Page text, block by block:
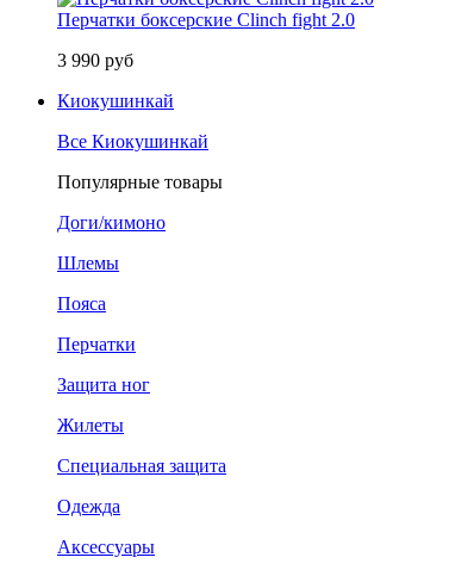
Перчатки боксерские Clinch fight 2.0
3 990 руб
Киокушинкай
Все Киокушинкай
Популярные товары
Доги/кимоно
Шлемы
Пояса
Перчатки
Защита ног
Жилеты
Специальная защита
Одежда
Аксессуары